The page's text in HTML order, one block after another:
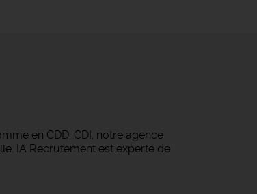
en CDD, CDI, notre agence
IA Recrutement est experte de